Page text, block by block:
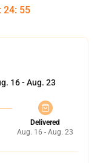
: 24: 54
16 - Aug. 23
Delivered
Aug. 16 - Aug. 23